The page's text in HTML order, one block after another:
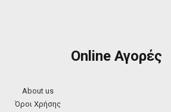
Online Αγορές
About us
Όροι Χρήσης